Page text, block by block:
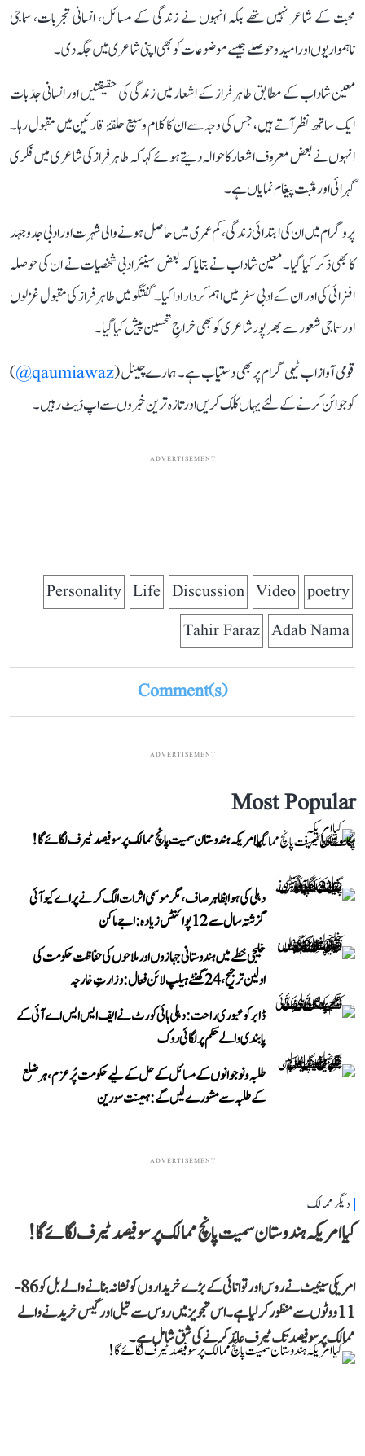
محبت کے شاعر نہیں تھے بلکہ انہوں نے زندگی کے مسائل، انسانی تجربات، سماجی
ناہمواریوں اور امید و حوصلے جیسے موضوعات کو بھی اپنی شاعری میں جگہ دی۔
معین شاداب کے مطابق طاہر فراز کے اشعار میں زندگی کی حقیقتیں اور انسانی جذبات
ایک ساتھ نظر آتے ہیں، جس کی وجہ سے ان کا کلام وسیع حلقۂ قارئین میں مقبول رہا۔
انہوں نے بعض معروف اشعار کا حوالہ دیتے ہوئے کہا کہ طاہر فراز کی شاعری میں فکری
گہرائی اور مثبت پیغام نمایاں ہے۔
پروگرام میں ان کی ابتدائی زندگی، کم عمری میں حاصل ہونے والی شہرت اور ادبی جدوجہد
کا بھی ذکر کیا گیا۔ معین شاداب نے بتایا کہ بعض سینئر ادبی شخصیات نے ان کی حوصلہ
افزائی کی اور ان کے ادبی سفر میں اہم کردار ادا کیا۔ گفتگو میں طاہر فراز کی مقبول غزلوں
اور سماجی شعور سے بھرپور شاعری کو بھی خراجِ تحسین پیش کیا گیا۔
قومی آواز اب ٹیلی گرام پر بھی دستیاب ہے۔ ہمارے چینل (qaumiawaz@
)
کو جوائن کرنے کے لئے یہاں کلک کریں اور تازہ ترین خبروں سے اپ ڈیٹ رہیں۔
ADVERTISEMENT
poetry
Video
Discussion
Life
Personality
Adab Nama
Tahir Faraz
Comment(s)
ADVERTISEMENT
Most Popular
کیا امریکہ ہندوستان سمیت پانچ ممالک پر سو فیصد ٹیرف لگائے گا!
دہلی کی ہوا بظاہر صاف، مگر موسمی اثرات الگ کرنے پر اے کیو آئی
گزشتہ سال سے 12 پوائنٹس زیادہ: اجے ماکن
خلیجی خطے میں ہندوستانی جہازوں اور ملاحوں کی حفاظت حکومت کی
اولین ترجیح، 24 گھنٹے ہیلپ لائن فعال: وزارتِ خارجہ
ڈابر کو عبوری راحت: دہلی ہائی کورٹ نے ایف ایس ایس اے آئی کے
پابندی والے حکم پر لگائی روک
طلبہ و نوجوانوں کے مسائل کے حل کے لیے حکومت پُرعزم، ہر ضلع
کے طلبہ سے مشورے لیں گے: ہیمنت سورین
ADVERTISEMENT
دیگر ممالک
کیا امریکہ ہندوستان سمیت پانچ ممالک پر سو فیصد ٹیرف لگائے گا!
امریکی سینیٹ نے روس اور توانائی کے بڑے خریداروں کو نشانہ بنانے والے بل کو 86-
11 ووٹوں سے منظور کر لیا ہے۔ اس تجویز میں روس سے تیل اور گیس خریدنے والے
ممالک پر سو فیصد تک ٹیرف عائد کرنے کی شق شامل ہے۔